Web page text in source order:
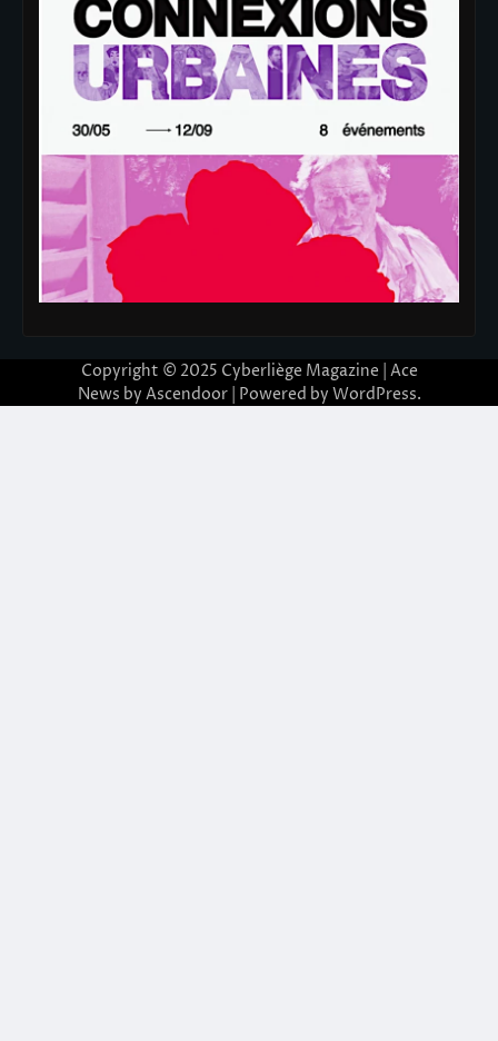
Copyright © 2025 Cyberliège Magazine | Ace
News by Ascendoor| Powered by WordPress.